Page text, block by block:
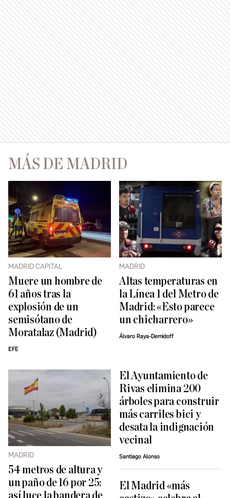
MÁS DE MADRID
MADRID CAPITAL
Muere un hombre de
61 años tras la
explosión de un
semisótano de
Moratalaz (Madrid)
EFE
MADRID
Altas temperaturas en
la Línea 1 del Metro de
Madrid: «Esto parece
un chicharrero»
Álvaro Raya-Demidoff
MADRID
54 metros de altura y
un paño de 16 por 25:
El Ayuntamiento de
Rivas elimina 200
árboles para construir
más carriles bici y
desata la indignación
vecinal
Santiago Alonso
El Madrid «más